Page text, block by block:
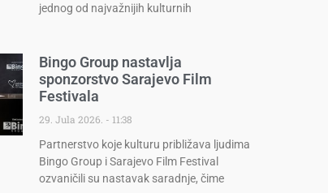
jednog od najvažnijih kulturnih
Bingo Group nastavlja
sponzorstvo Sarajevo Film
Festivala
29. Jula 2026.
11:38
Partnerstvo koje kulturu približava ljudima
Bingo Group i Sarajevo Film Festival
ozvaničili su nastavak saradnje, čime